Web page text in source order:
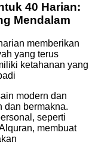
40 Harian:
Mendalam
memberikan
yang terus
ketahanan yang
modern dan
dan bermakna.
seperti
membuat